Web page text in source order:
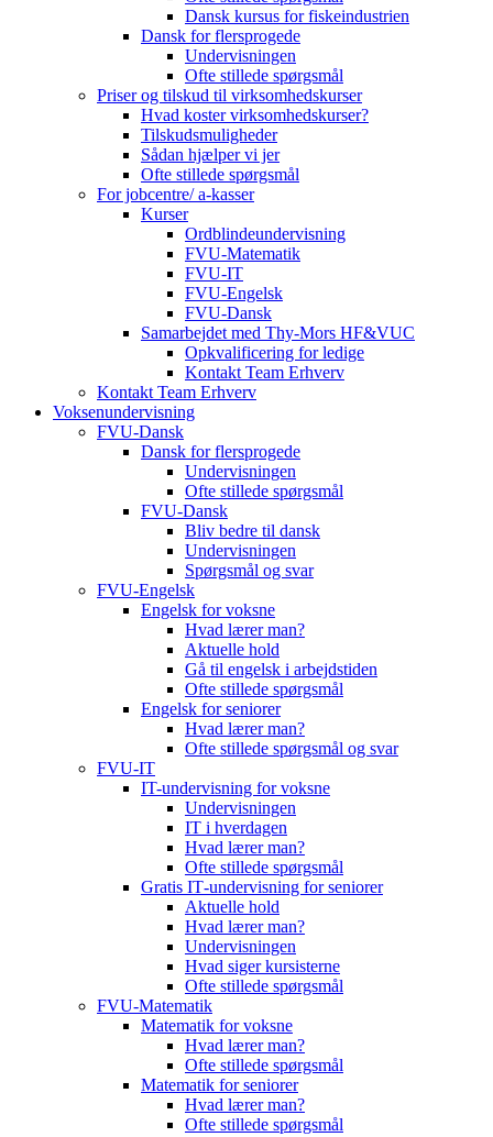
Dansk kursus for fiskeindustrien
Dansk for flersprogede
Undervisningen
Ofte stillede spørgsmål
Priser og tilskud til virksomhedskurser
Hvad koster virksomhedskurser?
Tilskudsmuligheder
Sådan hjælper vi jer
Ofte stillede spørgsmål
For jobcentre/ a-kasser
Kurser
Ordblindeundervisning
FVU-Matematik
FVU-IT
FVU-Engelsk
FVU-Dansk
Samarbejdet med Thy-Mors HF&VUC
Opkvalificering for ledige
Kontakt Team Erhverv
Kontakt Team Erhverv
Voksenundervisning
FVU-Dansk
Dansk for flersprogede
Undervisningen
Ofte stillede spørgsmål
FVU-Dansk
Bliv bedre til dansk
Undervisningen
Spørgsmål og svar
FVU-Engelsk
Engelsk for voksne
Hvad lærer man?
Aktuelle hold
Gå til engelsk i arbejdstiden
Ofte stillede spørgsmål
Engelsk for seniorer
Hvad lærer man?
Ofte stillede spørgsmål og svar
FVU-IT
IT-undervisning for voksne
Undervisningen
IT i hverdagen
Hvad lærer man?
Ofte stillede spørgsmål
Gratis IT‑undervisning for seniorer
Aktuelle hold
Hvad lærer man?
Undervisningen
Hvad siger kursisterne
Ofte stillede spørgsmål
FVU-Matematik
Matematik for voksne
Hvad lærer man?
Ofte stillede spørgsmål
Matematik for seniorer
Hvad lærer man?
Ofte stillede spørgsmål